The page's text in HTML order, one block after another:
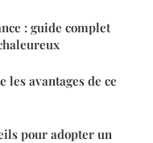
: guide complet
les avantages de ce
pour adopter un